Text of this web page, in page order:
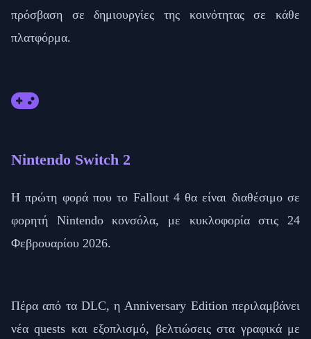
πρόσβαση σε δημιουργίες της κοινότητας σε κάθε
πλατφόρμα.
Nintendo Switch 2
Η πρώτη φορά που το Fallout 4 θα είναι διαθέσιμο σε
φορητή Nintendo κονσόλα, με κυκλοφορία στις 24
Φεβρουαρίου 2026.
Πέρα από τα DLC, η Anniversary Edition περιλαμβάνει
νέα quests και εξοπλισμό, βελτιώσεις στα γραφικά με